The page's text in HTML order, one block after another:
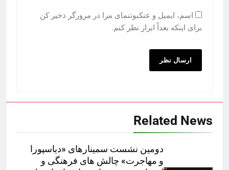
اسم، ایمیل و عنکبوتنمای مرا در مرورگر ذخیر کن
برای اینکه بعداً ابراز نظر کنم.
Related News
دومین نشست سمینارهای «دیاسپورا
و مهاجرت» چالش های فرهنگی و